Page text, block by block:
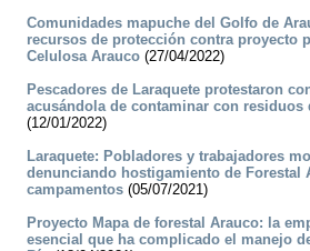
Comunidades mapuche del Golfo de
recursos de protección contra proyecto
Celulosa Arauco (27/04/2022)
Pescadores de Laraquete protestaron
acusándola de contaminar con
(12/01/2022)
Laraquete: Pobladores y trabajadores
denunciando hostigamiento de Forestal
campamentos (05/07/2021)
Proyecto Mapa de forestal Arauco: la
esencial que ha complicado el manejo